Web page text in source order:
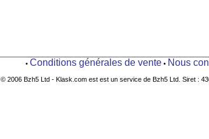
• Conditions générales de vente• Nous
© 2006 Bzh5 Ltd - Klask.com est est un service de Bzh5 Ltd. Siret :